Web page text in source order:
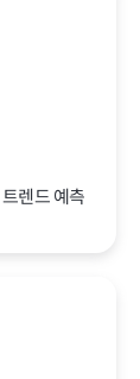
렌드 예측